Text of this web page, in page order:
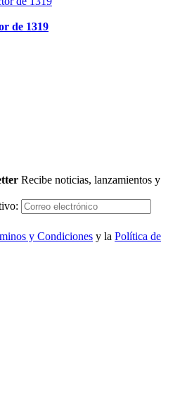
de 1319
Recibe noticias, lanzamientos y
y Condiciones y la Política de